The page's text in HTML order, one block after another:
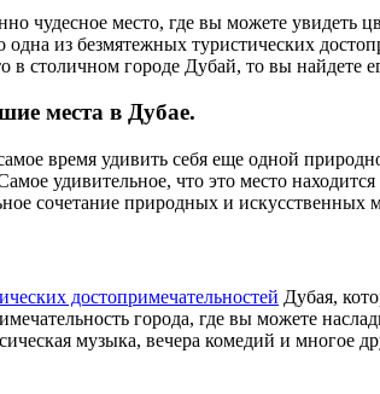
чудесное место, где вы можете
из безмятежных туристических
столичном городе Дубай, то вы найдете
места в Дубае.
время удивить себя еще одной
удивительное, что это место
сочетание природных и
достопримечательностей Дубая,
города, где вы можете
музыка, вечера комедий и